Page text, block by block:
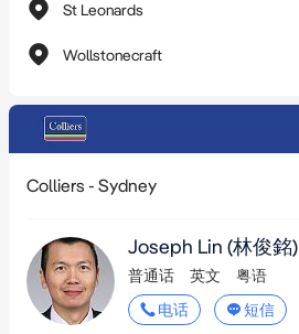
St Leonards
Wollstonecraft
Colliers - Sydney
Joseph Lin (林俊銘)
普通话 英文
粤语
电话
短信